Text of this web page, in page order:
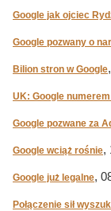
Google jak ojciec
Google pozwany o
Bilion stron w Google
UK: Google
Google pozwane za
Google wciąż rośnie,
Google już legalne,
Połączenie sił